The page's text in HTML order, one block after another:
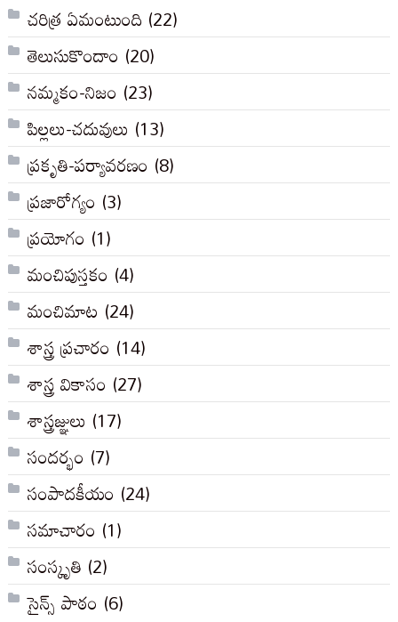
చరిత్ర ఏమంటుంది (22)
తెలుసుకొందాం (20)
నమ్మకం-నిజం (23)
పిల్లలు-చదువులు (13)
ప్రకృతి-పర్యావరణం (8)
ప్రజారోగ్యం (3)
ప్రయోగం (1)
మంచిపుస్తకం (4)
మంచిమాట (24)
శాస్త్ర ప్రచారం (14)
శాస్త్ర వికాసం (27)
శాస్త్రజ్ఞులు (17)
సందర్భం (7)
సంపాదకీయం (24)
సమాచారం (1)
సంస్కృతి (2)
సైన్స్ పాఠం (6)